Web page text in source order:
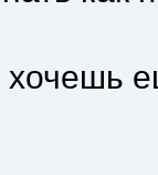
хочешь